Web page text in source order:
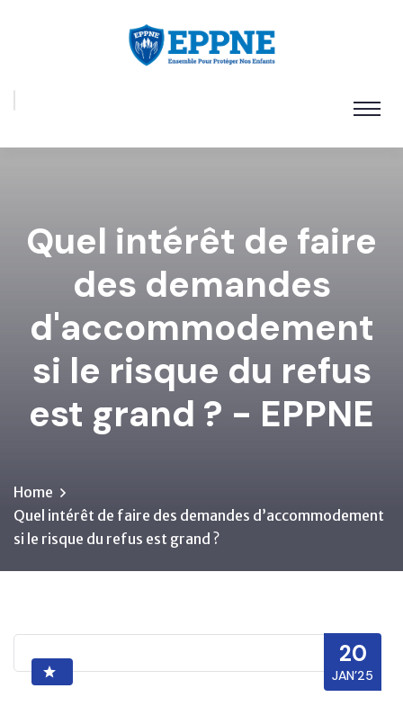
Quel intérêt de faire
des demandes
d'accommodement
si le risque du refus
est grand ? - EPPNE
Home
Quel intérêt de faire des demandes d’accommodement
si le risque du refus est grand ?
20
JAN’25